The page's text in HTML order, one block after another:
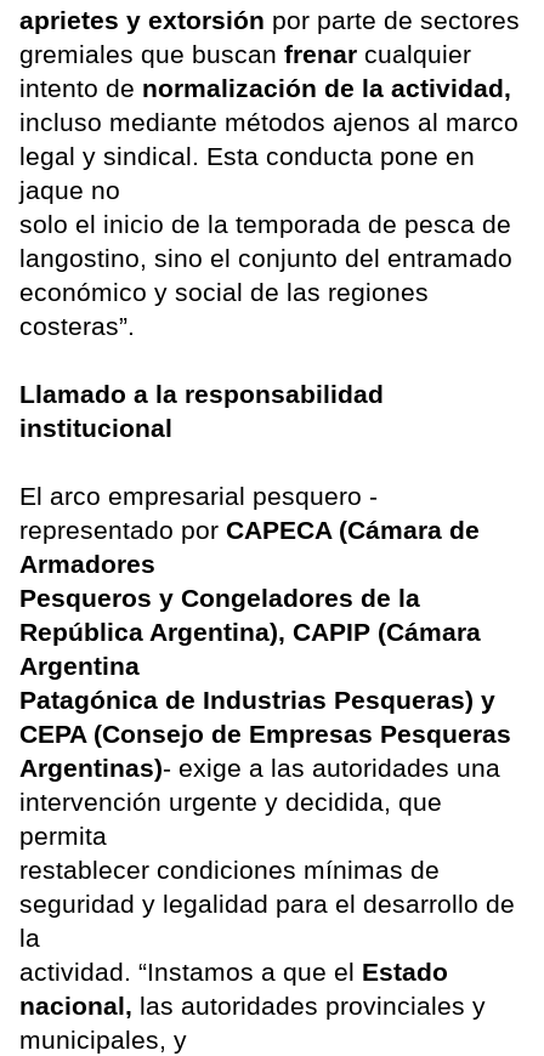
aprietes y extorsión por parte de sectores
gremiales que buscan frenar cualquier
intento de normalización de la actividad,
incluso mediante métodos ajenos al marco
legal y sindical. Esta conducta pone en
jaque no
solo el inicio de la temporada de pesca de
langostino, sino el conjunto del entramado
económico y social de las regiones
costeras”.
Llamado a la responsabilidad
institucional
El arco empresarial pesquero -
representado por CAPECA (Cámara de
Armadores
Pesqueros y Congeladores de la
República Argentina), CAPIP (Cámara
Argentina
Patagónica de Industrias Pesqueras) y
CEPA (Consejo de Empresas Pesqueras
Argentinas)- exige a las autoridades una
intervención urgente y decidida, que
permita
restablecer condiciones mínimas de
seguridad y legalidad para el desarrollo de
la
actividad. “Instamos a que el Estado
nacional, las autoridades provinciales y
municipales, y